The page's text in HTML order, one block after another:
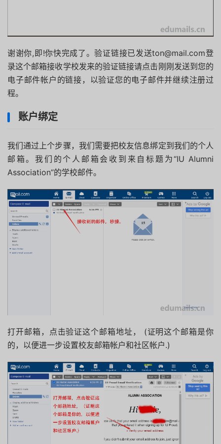
谢谢你,即!你快完成了。验证链接已发送ton@mail.com登
录这个邮箱接收学校发来的验证链接请点击刚刚发送到您的
电子邮件帐户的链接，以验证您的电子邮件并继续注册过
程。
账户绑定
我们通过上个步骤，我们需要把校友信息绑定到我们的个人
邮箱。我们的个人邮箱会收到来自标题为“IU Alumni
Association”的学校邮件。
打开邮箱，点击验证这个邮箱地址， (证明这个邮箱是你
的，以便进一步设置校友邮箱帐户和社区帐户.)